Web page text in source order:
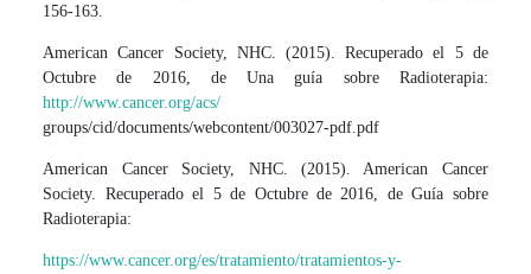
156-163.
American Cancer Society, NHC. (2015). Recuperado el 5 de
Octubre de 2016, de Una guía sobre Radioterapia:
http://www.cancer.org/acs/
groups/cid/documents/webcontent/003027-pdf.pdf
American Cancer Society, NHC. (2015). American Cancer
Society. Recuperado el 5 de Octubre de 2016, de Guía sobre
Radioterapia:
https://www.cancer.org/es/tratamiento/tratamientos-y-